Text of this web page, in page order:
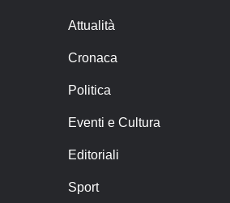
Attualità
Cronaca
Politica
Eventi e Cultura
Editoriali
Sport